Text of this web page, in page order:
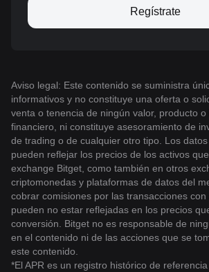
Regístrate
Aviso legal: Este contenido se suministra
informativos y no constituye una oferta o
venta o tenencia de ningún valor, producto o
financiero, ni constituye asesoramiento de
de trading o de cualquier otro tipo. Los
pueden reflejar los precios de los activos
exchange Bitget, como también en otros
criptomonedas y plataformas de datos del
cobrar comisiones por las transacciones
pueden no estar reflejadas en los precios
conversión. Bitget no es responsable de
en el contenido ni de las acciones que se
este contenido.
*El APR es un registro histórico de